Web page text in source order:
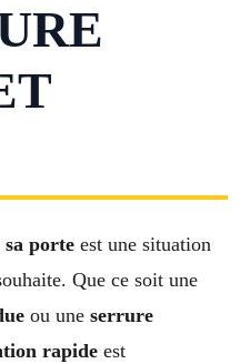
porte est une situation
Que ce soit une
ou une serrure
rapide est